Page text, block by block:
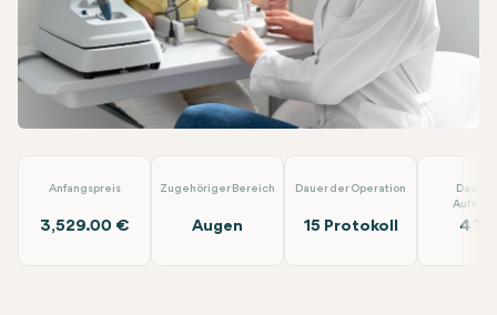
E-Mail
Anfangspreis
3,529.00 €
Zugehöriger Bereich
Augen
Dauer der Operation
15 Protokoll
Dauer
4